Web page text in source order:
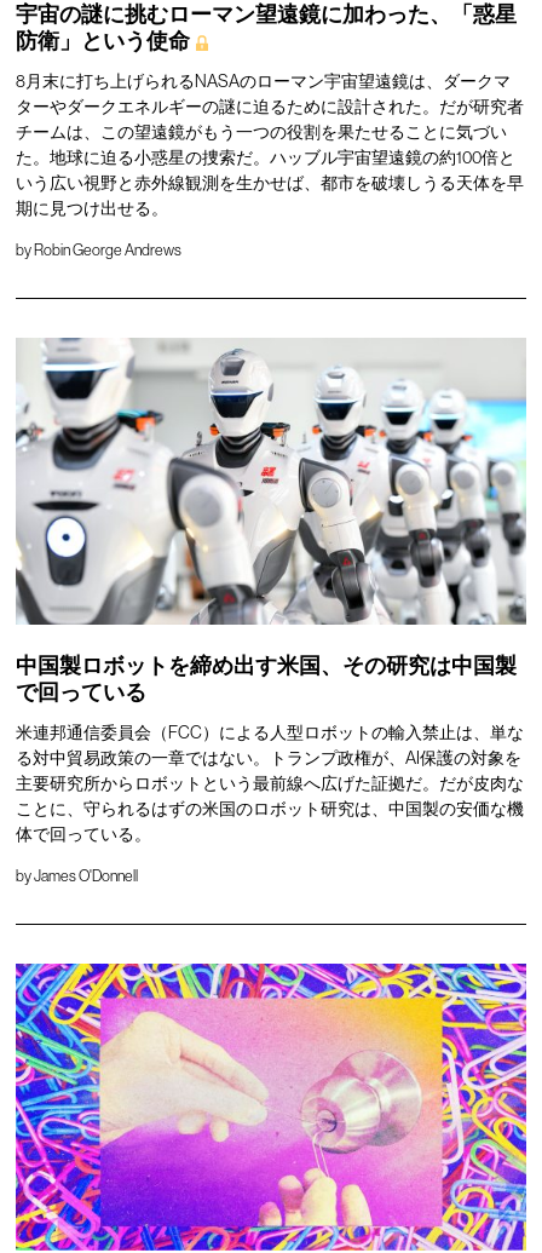
宇宙の謎に挑むローマン望遠鏡に加わった、「惑星
防衛」という使命
8月末に打ち上げられるNASAのローマン宇宙望遠鏡は、ダークマ
ターやダークエネルギーの謎に迫るために設計された。だが研究者
チームは、この望遠鏡がもう一つの役割を果たせることに気づい
た。地球に迫る小惑星の捜索だ。ハッブル宇宙望遠鏡の約100倍と
いう広い視野と赤外線観測を生かせば、都市を破壊しうる天体を早
期に見つけ出せる。
by Robin George Andrews
中国製ロボットを締め出す米国、その研究は中国製
で回っている
米連邦通信委員会（FCC）による人型ロボットの輸入禁止は、単な
る対中貿易政策の一章ではない。トランプ政権が、AI保護の対象を
主要研究所からロボットという最前線へ広げた証拠だ。だが皮肉な
ことに、守られるはずの米国のロボット研究は、中国製の安価な機
体で回っている。
byJames O'Donnell